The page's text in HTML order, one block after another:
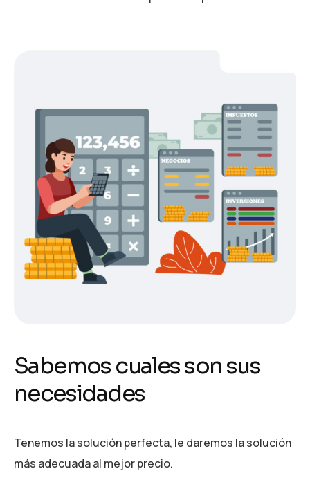
Sabemos cualesson sus
necesidades
Tenemos la solución perfecta, le daremos la solución
más adecuada al mejor precio.